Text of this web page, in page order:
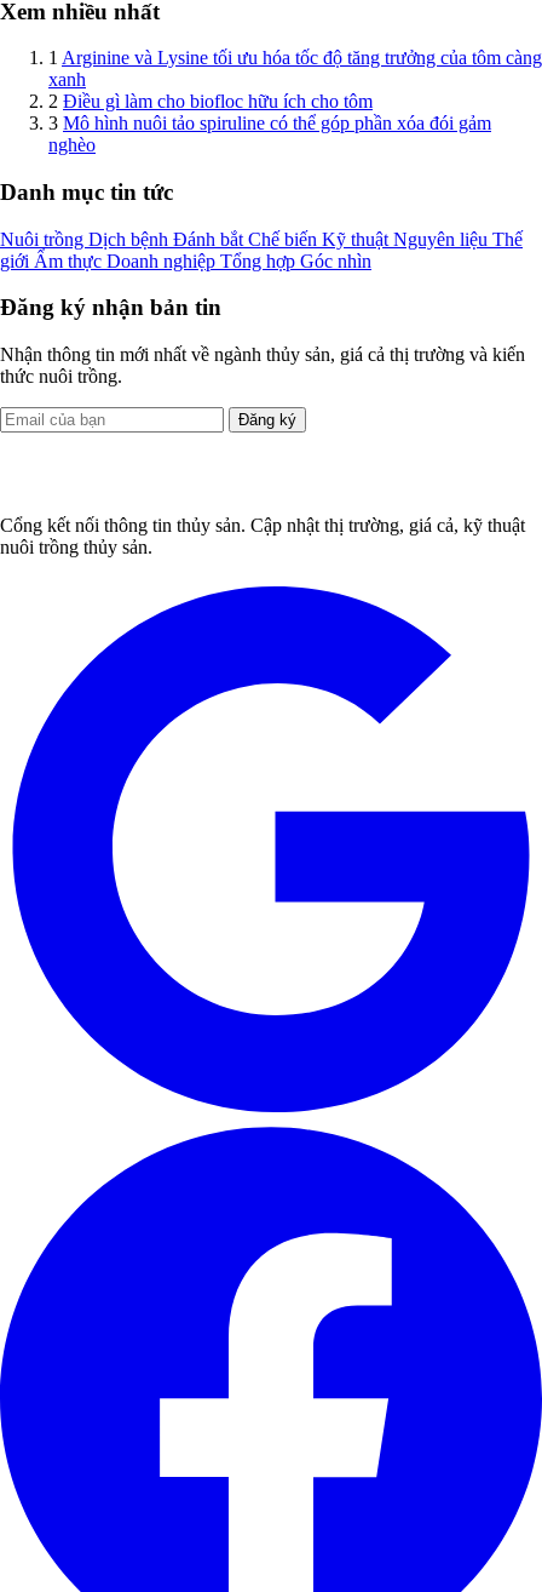
Xem nhiều nhất
1 Arginine và Lysine tối ưu hóa tốc độ tăng trưởng của tôm càng
xanh
2 Điều gì làm cho biofloc hữu ích cho tôm
3 Mô hình nuôi tảo spiruline có thể góp phần xóa đói gảm
nghèo
Danh mục tin tức
Nuôi trồng Dịch bệnh Đánh bắt Chế biến Kỹ thuật Nguyên liệu Thế
giới Ẩm thực Doanh nghiệp Tổng hợp Góc nhìn
Đăng ký nhận bản tin
Nhận thông tin mới nhất về ngành thủy sản, giá cả thị trường và kiến
thức nuôi trồng.
Đăng ký
Cổng kết nối thông tin thủy sản. Cập nhật thị trường, giá cả, kỹ thuật
nuôi trồng thủy sản.